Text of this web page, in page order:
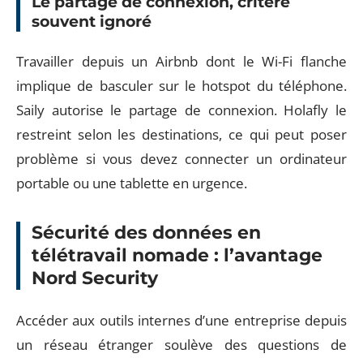
souvent ignoré
Travailler depuis un Airbnb dont le Wi-Fi flanche
implique de basculer sur le hotspot du téléphone.
Saily autorise le partage de connexion. Holafly le
restreint selon les destinations, ce qui peut poser
problème si vous devez connecter un ordinateur
portable ou une tablette en urgence.
Sécurité des données en
télétravail nomade : l’avantage
Nord Security
Accéder aux outils internes d’une entreprise depuis
un réseau étranger soulève des questions de